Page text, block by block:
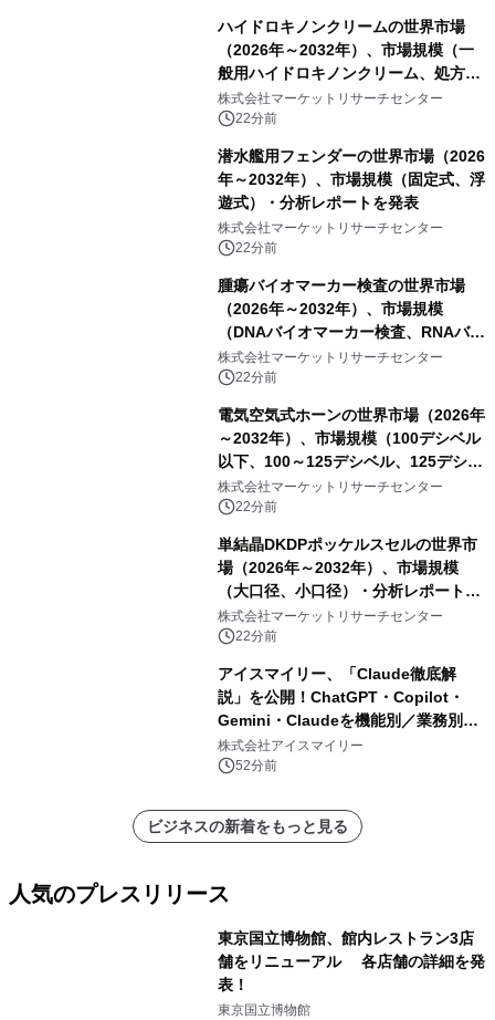
ハイドロキノンクリームの世界市場
（2026年～2032年）、市場規模（一
般用ハイドロキノンクリーム、処方用
ハイドロキノンクリーム）・分析レポ
ートを発表
株式会社マーケットリサーチセンター
22分前
潜水艦用フェンダーの世界市場（2026
年～2032年）、市場規模（固定式、浮
遊式）・分析レポートを発表
株式会社マーケットリサーチセンター
22分前
腫瘍バイオマーカー検査の世界市場
（2026年～2032年）、市場規模
（DNAバイオマーカー検査、RNAバイ
オマーカー検査、タンパク質バイオマ
ーカー検査、細胞ベースのバイオマー
査）・分析レポートを発表
株式会社マーケットリサーチセンター
22分前
電気空気式ホーンの世界市場（2026年
～2032年）、市場規模（100デシベル
以下、100～125デシベル、125デシベ
ル以上）・分析レポートを発表
株式会社マーケットリサーチセンター
22分前
単結晶DKDPポッケルスセルの世界市
場（2026年～2032年）、市場規模
（大口径、小口径）・分析レポートを
発表
株式会社マーケットリサーチセンター
22分前
アイスマイリー、「Claude徹底解
説」を公開！ChatGPT・Copilot・
Gemini・Claudeを機能別／業務別に
比較―自社に合う生成AIの選び方がわ
かる実践ガイド
株式会社アイスマイリー
52分前
ビジネスの新着をもっと見る
人気のプレスリリース
東京国立博物館、館内レストラン3店
舗をリニューアル 各店舗の詳細を発
表！
東京国立博物館